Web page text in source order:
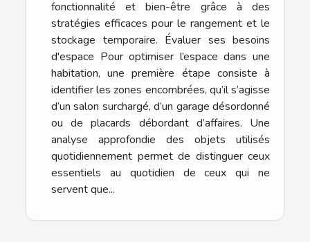
fonctionnalité et bien-être grâce à des
stratégies efficaces pour le rangement et le
stockage temporaire. Évaluer ses besoins
d'espace Pour optimiser l’espace dans une
habitation, une première étape consiste à
identifier les zones encombrées, qu’il s’agisse
d’un salon surchargé, d’un garage désordonné
ou de placards débordant d’affaires. Une
analyse approfondie des objets utilisés
quotidiennement permet de distinguer ceux
essentiels au quotidien de ceux qui ne
servent que...